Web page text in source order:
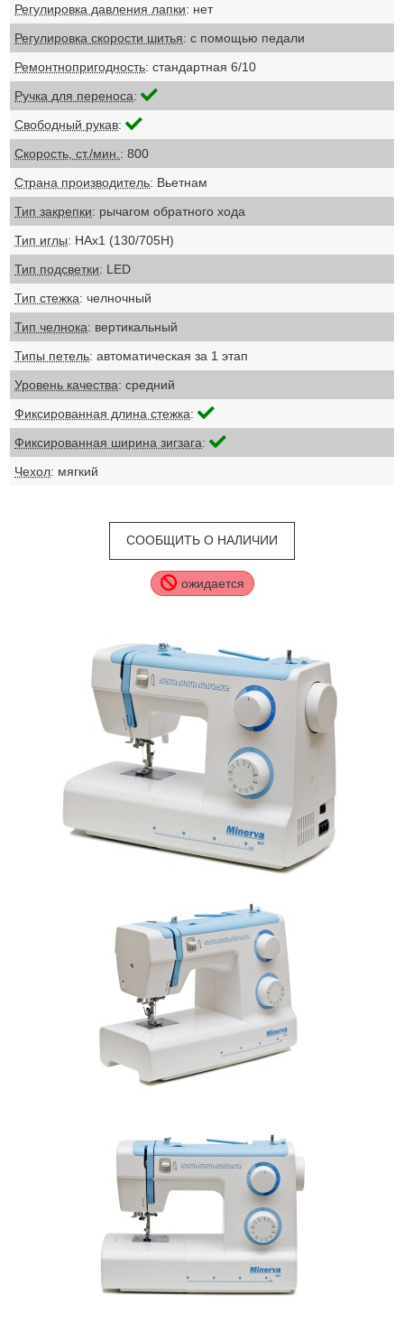
Регулировка давления лапки: нет
Регулировка скорости шитья: с помощью педали
Ремонтнопригодность: стандартная 6/10
Ручка для переноса:
Свободный рукав:
Скорость, ст./мин. : 800
Страна производитель: Вьетнам
Тип закрепки: рычагом обратного хода
Тип иглы: НАх1 (130/705Н)
Тип подсветки: LED
Тип стежка: челночный
Тип челнока: вертикальный
Типы петель: автоматическая за 1 этап
Уровень качества: средний
Фиксированная длина стежка:
Фиксированная ширина зигзага:
Чехол: мягкий
СООБЩИТЬ О НАЛИЧИИ
ожидается